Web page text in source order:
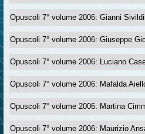
Opuscoli 7° volume 2006: Gianni Sivildii
Opuscoli 7° volume 2006: Giuseppe
Opuscoli 7° volume 2006: Luciano
Opuscoli 7° volume 2006: Mafalda
Opuscoli 7° volume 2006: Martina
Opuscoli 7° volume 2006: Maurizio